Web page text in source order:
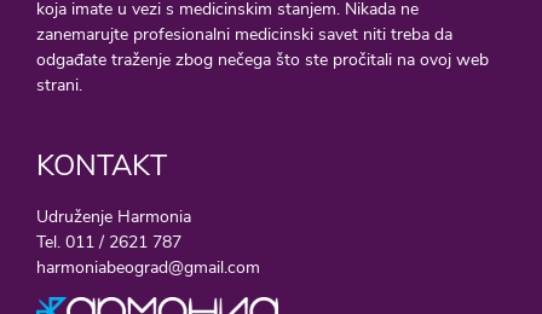
koja imate u vezi s medicinskim stanjem. Nikada ne
zanemarujte profesionalni medicinski savet niti treba da
odgađate traženje zbog nečega što ste pročitali na ovoj web
strani.
KONTAKT
Udruženje Harmonia
Tel. 011 / 2621 787
harmoniabeograd@gmail.com